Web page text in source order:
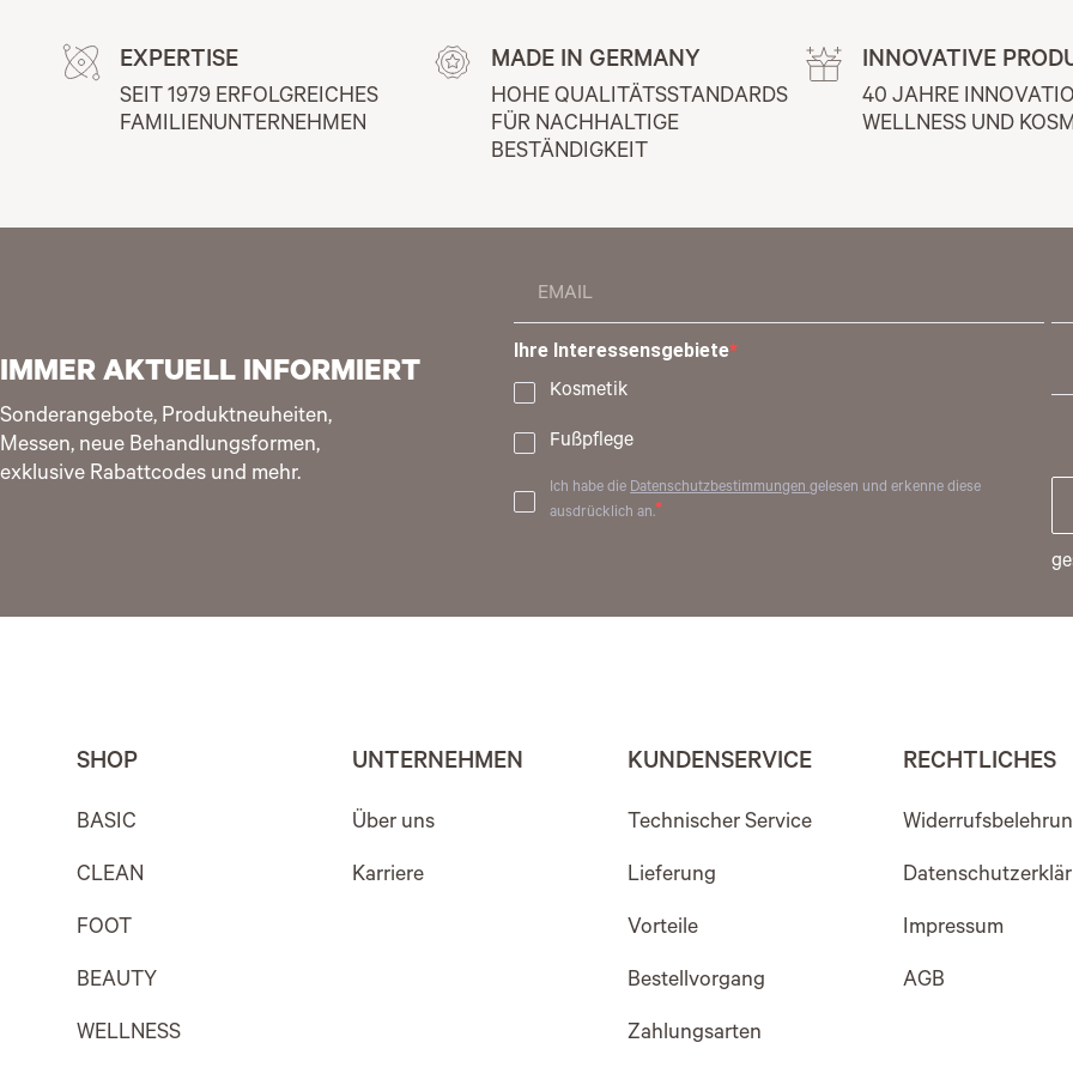
EXPERTISE
SEIT 1979 ERFOLGREICHES
FAMILIENUNTERNEHMEN
MADE IN GERMANY
HOHE QUALITÄTSSTANDARDS
FÜR NACHHALTIGE
BESTÄNDIGKEIT
INNOVATIVE
40 JAHRE
WELLNESS UND
IMMER AKTUELL INFORMIERT
Sonderangebote, Produktneuheiten,
Messen, neue Behandlungsformen,
exklusive Rabattcodes und mehr.
Ihre Interessensgebiete
Kosmetik
Fußpflege
Ich habe dieDatenschutzbestimmungengelesen und erkenne diese
ausdrücklich an.
SHOP
BASIC
CLEAN
FOOT
BEAUTY
WELLNESS
UNTERNEHMEN
Über uns
Karriere
KUNDENSERVICE
Technischer Service
Lieferung
Vorteile
Bestellvorgang
Zahlungsarten
RECHTLICHES
Impressum
AGB